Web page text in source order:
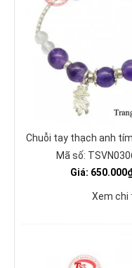
Chuỗi tay thạch anh
Mã số:
Giá:
Xem chi